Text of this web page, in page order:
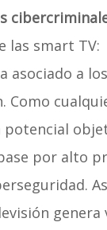
las smart TV:
asociado a
Como
potencial
por alto